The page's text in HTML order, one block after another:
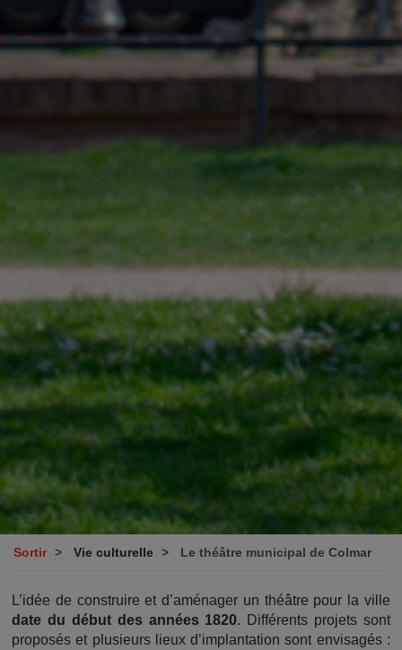
Sortir Vie culturelle Le théâtre municipal de Colmar
L’idée de construire et d’aménager un théâtre pour la ville
date du début des années 1820. Différents projets sont
proposés et plusieurs lieux d’implantation sont envisagés :